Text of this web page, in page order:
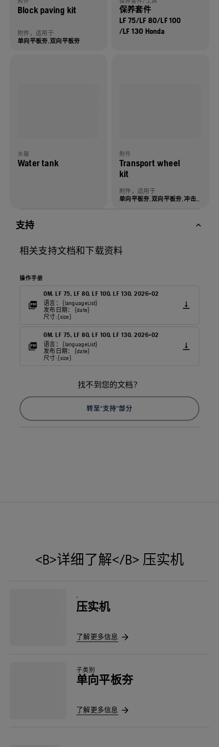
Block paving kit
附件，适用于
单向平板夯, 双向平板夯
保养套件
LF 75/LF 80/LF 100
/LF 130 Honda
水箱
Water tank
附件
Transport wheel
kit
附件，适用于
单向平板夯, 双向平板夯, 冲击夯
支持
相关支持文档和下载资料
操作手册
OM. LF 75, LF 80, LF 100, LF 130. 2026-02
语言： {languageList}
发布日期： {date}
尺寸: {size}
OM. LF 75, LF 80, LF 100, LF 130. 2026-02
语言： {languageList}
发布日期： {date}
尺寸: {size}
找不到您的文档？
转至“支持”部分
<B>详细了解</B> 压实机
-
压实机
了解更多信息
子类别
单向平板夯
了解更多信息